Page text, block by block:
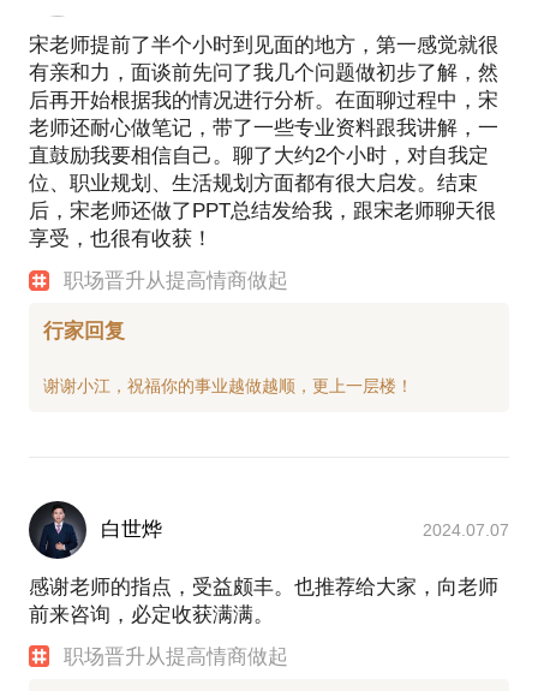
宋老师提前了半个小时到见面的地方，第一感觉就很
有亲和力，面谈前先问了我几个问题做初步了解，然
后再开始根据我的情况进行分析。在面聊过程中，宋
老师还耐心做笔记，带了一些专业资料跟我讲解，一
直鼓励我要相信自己。聊了大约2个小时，对自我定
位、职业规划、生活规划方面都有很大启发。结束
后，宋老师还做了PPT总结发给我，跟宋老师聊天很
享受，也很有收获！
职场晋升从提高情商做起
行家回复
白世烨 2024.07.07
感谢老师的指点，受益颇丰。也推荐给大家，向老师
前来咨询，必定收获满满。
职场晋升从提高情商做起